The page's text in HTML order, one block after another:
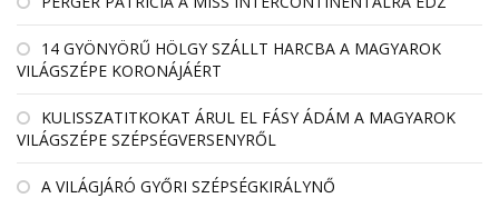
14 GYÖNYÖRŰ HÖLGY SZÁLLT HARCBA A MAGYAROK
VILÁGSZÉPE KORONÁJÁÉRT
KULISSZATITKOKAT ÁRUL EL FÁSY ÁDÁM A MAGYAROK
VILÁGSZÉPE SZÉPSÉGVERSENYRŐL
A VILÁGJÁRÓ GYŐRI SZÉPSÉGKIRÁLYNŐ